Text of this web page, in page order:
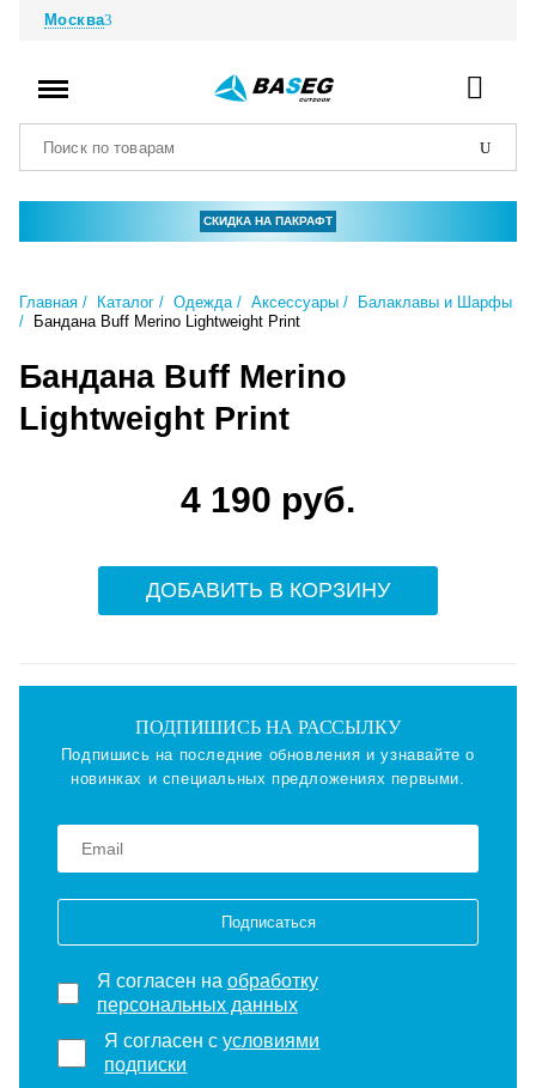
Москва
СКИДКА НА ПАКРАФТ
Главная Каталог Одежда Аксессуары
Балаклавы и Шарфы
Бандана Buff Merino Lightweight Print
Бандана Buff Merino
Lightweight Print
4 190 руб.
ДОБАВИТЬ В КОРЗИНУ
ПОДПИШИСЬ НА РАССЫЛКУ
Подпишись на последние обновления и узнавайте о
новинках и специальных предложениях первыми.
Подписаться
Я согласен на обработку
персональных данных
Я согласен сусловиями
подписки